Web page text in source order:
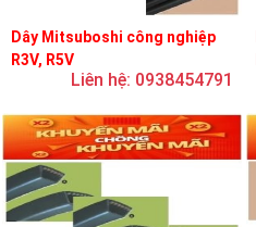
Dây Mitsuboshi công nghiệp
R3V, R5V
Liên hệ: 0938454791